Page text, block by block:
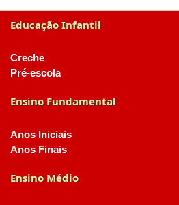
Educação Infantil
Creche
Pré-escola
Ensino Fundamental
Anos Iniciais
Anos Finais
Ensino Médio